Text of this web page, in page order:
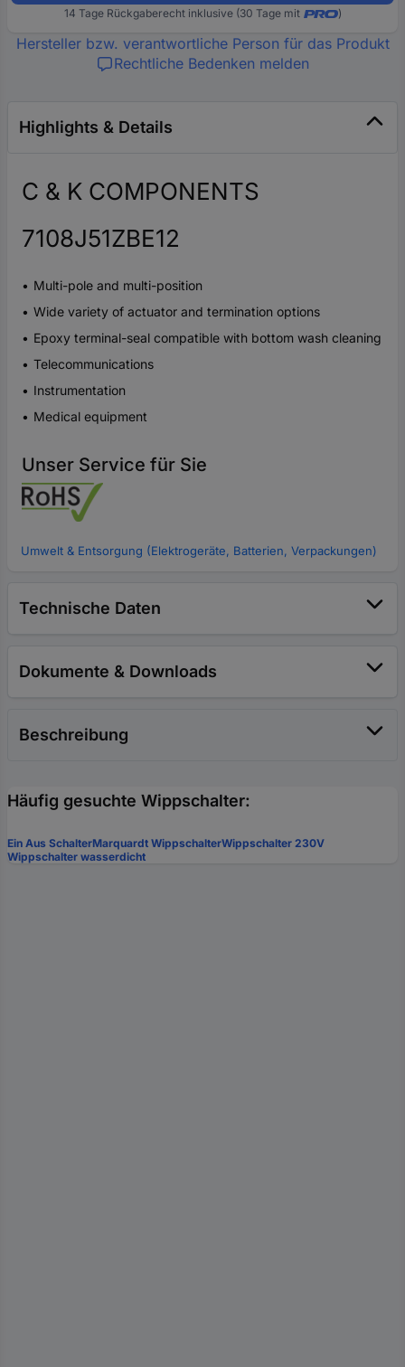
14 Tage Rückgaberecht inklusive (30 Tage mit )
Hersteller bzw. verantwortliche Person für das Produkt
Rechtliche Bedenken melden
Highlights & Details
C & K COMPONENTS
7108J51ZBE12
Multi-pole and multi-position
Wide variety of actuator and termination options
Epoxy terminal-seal compatible with bottom wash cleaning
Telecommunications
Instrumentation
Medical equipment
Unser Service für Sie
Umwelt & Entsorgung (Elektrogeräte, Batterien, Verpackungen)
Technische Daten
Dokumente & Downloads
Beschreibung
Häufig gesuchte Wippschalter:
Ein Aus SchalterMarquardt WippschalterWippschalter 230V
Wippschalter wasserdicht